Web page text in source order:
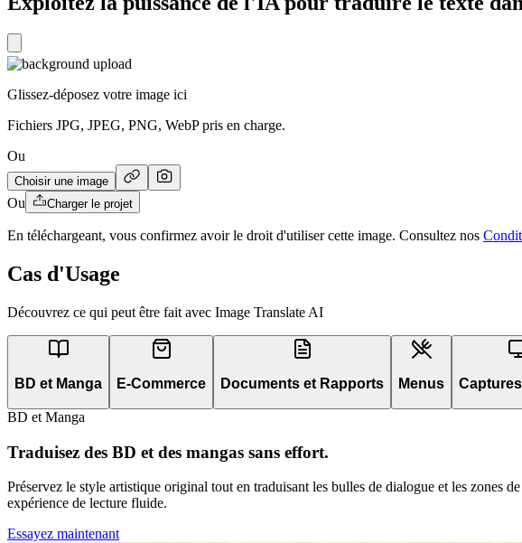
Glissez-déposez votre image ici
Fichiers JPG, JPEG, PNG, WebP pris en charge.
Ou
Choisir une image
Ou Charger le projet
En téléchargeant, vous confirmez avoir le droit d'utiliser cette image. Consultez nos
Cas d'Usage
Découvrez ce qui peut être fait avec Image Translate AI
BD et Manga E-Commerce Documents et Rapports Menus
BD et Manga
Traduisez des BD et des mangas sans effort.
Préservez le style artistique original tout en traduisant les bulles de dialogue et les zones
expérience de lecture fluide.
Essayez maintenant